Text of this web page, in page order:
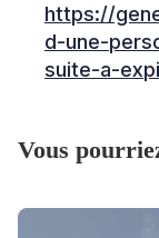
https://
d-une-
suite-a-
Vous